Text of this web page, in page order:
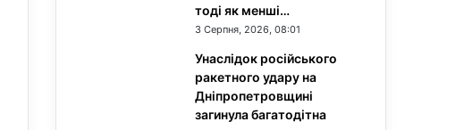
тоді як менші…
3 Серпня, 2026, 08:01
Унаслідок російського
ракетного удару на
Дніпропетровщині
загинула багатодітна